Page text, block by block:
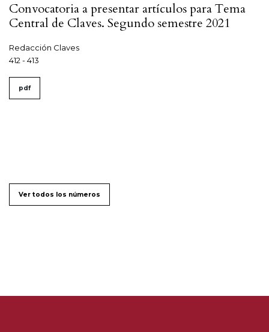
Convocatoria a presentar artículos para Tema
Central de Claves. Segundo semestre 2021
Redacción Claves
412 - 413
pdf
Ver todos los números